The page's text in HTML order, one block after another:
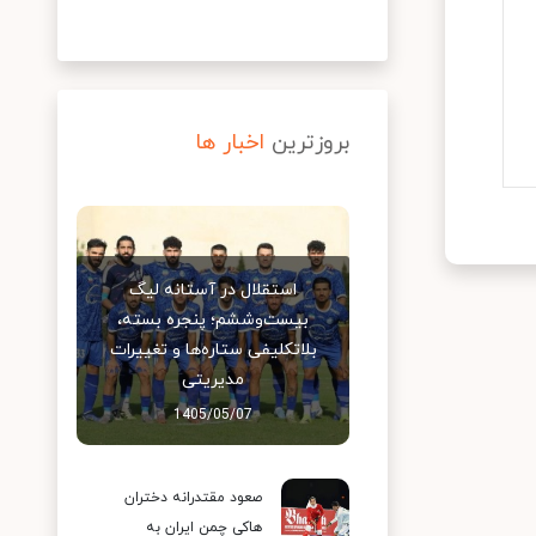
بروزترین اخبار ها
استقلال در آستانه لیگ
بیست‌وششم؛ پنجره بسته،
بلاتکلیفی ستاره‌ها و تغییرات
مدیریتی
1405/05/07
صعود مقتدرانه دختران
هاکی چمن ایران به